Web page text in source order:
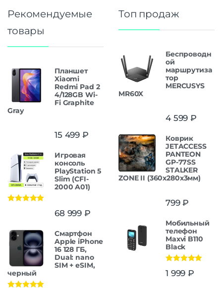
Рекомендуемые
товары
Планшет
Xiaomi
Redmi Pad 2
4/128GB Wi-
Fi Graphite
Gray
15 499 ₽
Игровая
консоль
PlayStation 5
Slim (CFI-
2000 A01)
68 999 ₽
Смартфон
Apple iPhone
16 128 ГБ,
Dual: nano
SIM + eSIM,
черный
Топ продаж
Беспроводн
ой
маршрутиза
тор
MERCUSYS
MR60X
4 599 ₽
Коврик
JETACCESS
PANTEON
GP-77SS
STALKER
ZONE II (360x280x3мм)
799₽
Мобильный
телефон
Maxvi B110
Black
из 5
1 999 ₽